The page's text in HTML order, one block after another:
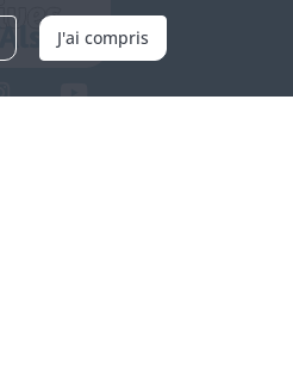
J'ai compris